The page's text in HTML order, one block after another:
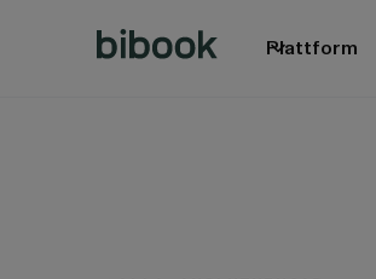
Plattform